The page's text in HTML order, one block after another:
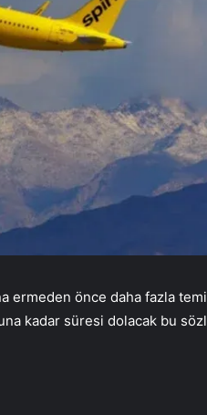
ermeden önce daha fazla
kadar süresi dolacak bu